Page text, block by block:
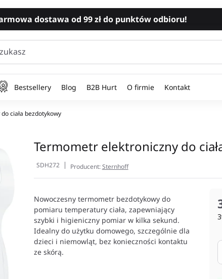
dostawa od 99 zł do punktów odbioru!
Bestsellery Blog B2B Hurt O firmie Kontakt
ciała bezdotykowy
Termometr elektroniczny do
SDH272 Producent:Sternhoff
Nowoczesny termometr bezdotykowy do
pomiaru temperatury ciała, zapewniający
szybki i higieniczny pomiar w kilka sekund.
Idealny do użytku domowego, szczególnie dla
dzieci i niemowląt, bez konieczności kontaktu
ze skórą.